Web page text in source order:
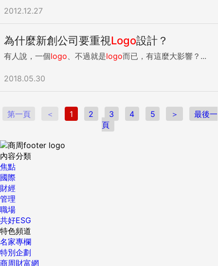
光是打造童話故事城堡和在城垛舉辦角色扮演活動，就幾乎耗
夭。但他隨和親切，又擁有極為豐富的想像力，讓這位「瘋
王」至今仍深受德國人民愛戴；在這個歷來惡人輩出的國家
裡，他是真正的民族英雄。 巴伐利亞國王路德維希二世特別下
天鵝堡。攝影：安德魯‧蒙哥馬利（Andrew Montgomery）
路德維希二世蓋過許多城堡，但新天鵝堡是他單身漢住居中的
佼佼者，這是一座仿中世紀風格的豪宅，靈感源於聖杯（Holy
Grail）神話。它對訪客彷彿具有古怪而強大的影響力。館內導
覽員陳述這樣的故事：路德維希二世的粉絲偷走好幾串城堡鑰
被保全人員發現後，竟要求覲見國王陛下。「我們不曾正式調
查研究，但從保全監視器畫面可以看出，這裡是非常……呃……
『催情』的地方。」一位婉拒透露姓名的導覽員解釋道。 沿著
一條會發出回聲的長廊走到王座廳（Throne Hall），這是城堡
的核心位置，也是國王的指揮中心。城堡內四處可見華麗宏偉
的柱廊和燦黃耀眼的黃金葉飾，還有水晶吊燈和充滿靈氣的壁
畫。這個地方的奢侈近乎瘋狂，室內設計奢華得簡直破表。 你
可以說它令人嘆為觀止，具有超現實風格……卻也可以說它有
點無厘頭。有一幅馬賽克畫描繪天空中的基督，另一幅卻是一
隻鱷魚咧著嘴巴在散步，彷彿出自英國喜劇電影《聖杯傳奇》
（編按 2）的活潑騎士畫像更是處處可見。新天鵝堡或許看似
等於不停工作了5萬7600秒，那是很龐大的資料量。但是你無
法、也不會記得你的感官接收到的所有內容。 忘記剛剛說的
話、別人的名字、手機放在哪裡，首要原因就是沒有留意。如
果你沒有留意眼前的事，之後就不會記得。例如，如果你沒留
意把眼鏡放在哪裡，就無法形成把眼鏡放在哪裡的記憶。之
沒有忘記任何東西，那段記憶從來沒有形成。眼鏡不見了，是
因為你沒有集中注意力（我的眼鏡通常就在我的頭上！）。 現
你介紹她的先生。他說：「嗨，我是鮑伯。」你也介紹自己，
並跟他握手。2分鐘後，你們還在聊天，但你心裡覺得很尷尬
也很害怕，因為你不知道眼前的人叫什麼名字。 你為什麼不記
得鮑伯的名字？你清楚地聽到他說：「嗨，我是鮑伯。」但光
是接觸到鮑伯的名字還不夠。要記住他的名字，你的注意力也
必須參與。鮑伯說出名字之後，這個名字會存在你的大腦約15
至30秒的時間，如果注意力沒有加入，鮑伯的名字很快就會消
失了。因此實際上，你並沒有忘記鮑伯的名字。因為你沒有留
意，從一開始你就沒有記住他的名字。 留意需要有意識的努
力，因為大腦的預設狀態是不專心的。我們不專心的大腦平時
不會集中注意力，通常都在神遊、做白日夢、處於自動駕駛狀
態，而且背景充滿了重複流動的思緒。我們無法在這種狀態下
形成新的記憶。如果我們想記住某件事，就必須打開大腦的開
關，醒過來，特別留意。 我們會記住我們留意的東西，所以更
要留心我們平常關注哪些事物。樂觀的人會留意正面的經驗，
2012.12.27
為什麼新創公司要重視Logo設計？
有人說，一個logo 、不過就是logo而已，有這麼大影響？...
2018.05.30
第一頁 ＜ 1 2 3 4 5 ＞
最後一
頁
內容分類
焦點
國際
財經
管理
職場
共好ESG
特色頻道
名家專欄
特別企劃
商周財富網